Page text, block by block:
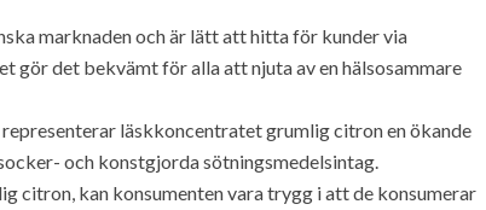
marknaden och är lätt att hitta för kunder via
det bekvämt för alla att njuta av en hälsosammare
läskkoncentratet grumlig citron en ökande
och konstgjorda sötningsmedelsintag.
citron, kan konsumenten vara trygg i att de konsumerar